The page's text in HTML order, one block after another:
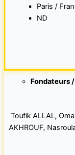
Paris /
ND
Fondateurs
Toufik ALLAL,
AKHROUF,